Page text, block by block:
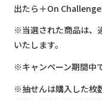
出たら＋On Challenge
※当選された商品は、
いたします。
※キャンペーン期間中
※抽せんは購入した枚